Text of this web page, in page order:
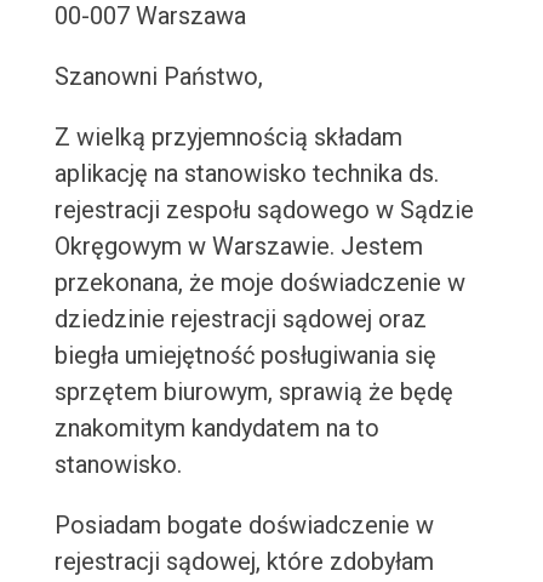
00-007 Warszawa
Szanowni Państwo,
Z wielką przyjemnością składam
aplikację na stanowisko technika ds.
rejestracji zespołu sądowego w Sądzie
Okręgowym w Warszawie. Jestem
przekonana, że moje doświadczenie w
dziedzinie rejestracji sądowej oraz
biegła umiejętność posługiwania się
sprzętem biurowym, sprawią że będę
znakomitym kandydatem na to
stanowisko.
Posiadam bogate doświadczenie w
rejestracji sądowej, które zdobyłam